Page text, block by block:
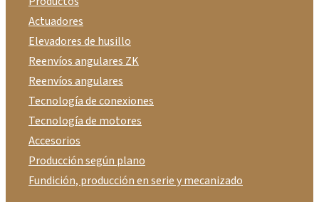
Actuadores
Elevadores de husillo
Reenvíos angulares ZK
Reenvíos angulares
Tecnología de conexiones
Tecnología de motores
Accesorios
Producción según plano
Fundición, producción en serie y mecanizado